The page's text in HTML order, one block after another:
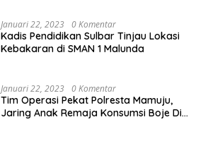
Januari 22, 2023 0 Komentar
Kadis Pendidikan Sulbar Tinjau Lokasi
Kebakaran di SMAN 1 Malunda
Januari 22, 2023 0 Komentar
Tim Operasi Pekat Polresta Mamuju,
Jaring Anak Remaja Konsumsi Boje Di